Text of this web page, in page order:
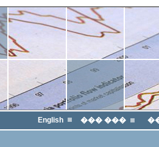
��� ���
English